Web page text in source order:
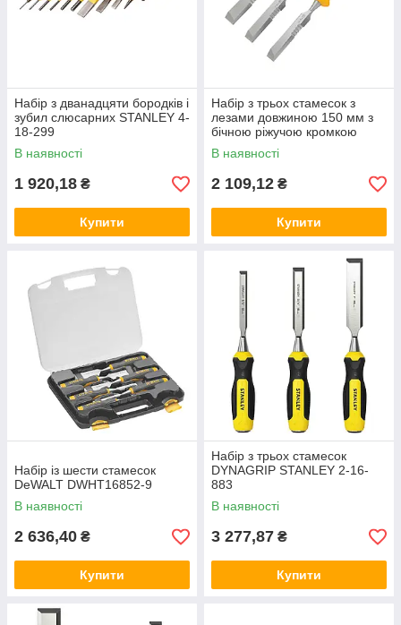
Набір з дванадцяти бородків і
зубил слюсарних STANLEY 4-
18-299
В наявності
1 920,18 ₴
Купити
Набір з трьох стамесок з
лезами довжиною 150 мм з
бічною ріжучою кромкою
DeWALT DWHT0-16148
В наявності
2 109,12 ₴
Купити
Набір із шести стамесок
DeWALT DWHT16852-9
В наявності
2 636,40 ₴
Купити
Набір з трьох стамесок
DYNAGRIP STANLEY 2-16-
883
В наявності
3 277,87 ₴
Купити